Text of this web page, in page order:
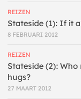
REIZEN
Stateside (1): If it
8 FEBRUARI 2012
REIZEN
Stateside (2):
hugs?
27 MAART 2012